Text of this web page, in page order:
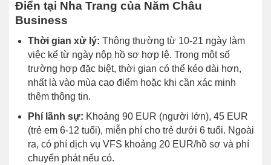
Điển tại Nha Trang của Năm Châu
Business
Thời gian xử lý: Thông thường từ 10-21 ngày làm
việc kể từ ngày nộp hồ sơ hợp lệ. Trong một số
trường hợp đặc biệt, thời gian có thể kéo dài hơn,
nhất là vào mùa cao điểm hoặc khi cần xác minh
thêm thông tin.
Phí lãnh sự: Khoảng 90 EUR (người lớn), 45 EUR
(trẻ em 6-12 tuổi), miễn phí cho trẻ dưới 6 tuổi. Ngoài
ra, có phí dịch vụ VFS khoảng 20 EUR/hồ sơ và phí
chuyển phát nếu có.